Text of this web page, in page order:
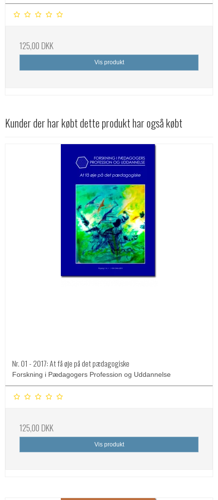
125,00 DKK
Vis produkt
Kunder der har købt dette produkt har også købt
Nr. 01 - 2017: At få øje på det pædagogiske
Forskning i Pædagogers Profession og Uddannelse
125,00 DKK
Vis produkt